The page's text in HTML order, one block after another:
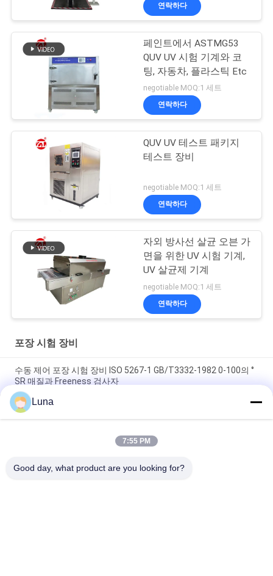
연락하다
페인트에서 ASTMG53
QUV UV 시험 기계와 코
팅, 자동차, 플라스틱 Etc
negotiable MOQ:1 세트
연락하다
QUV UV 테스트 패키지
테스트 장비
negotiable MOQ:1 세트
연락하다
자외 방사선 살균 오븐 가
면을 위한 UV 시험 기계,
UV 살균제 기계
negotiable MOQ:1 세트
연락하다
포장 시험 장비
수동 제어 포장 시험 장비 ISO 5267-1 GB/T3332-1982 0-100의 °
SR 매질과 Freeness 검사자
20W 촉진 내후성 시험은 노화하는 반대자를 자외선 램프를 챔버
에 수용합니다
평방 유형은 풍화작용 방 ASTMG53-77 UV 표시등 시험을 가속화
Luna
7:55 PM
Good day, what product are you looking for?